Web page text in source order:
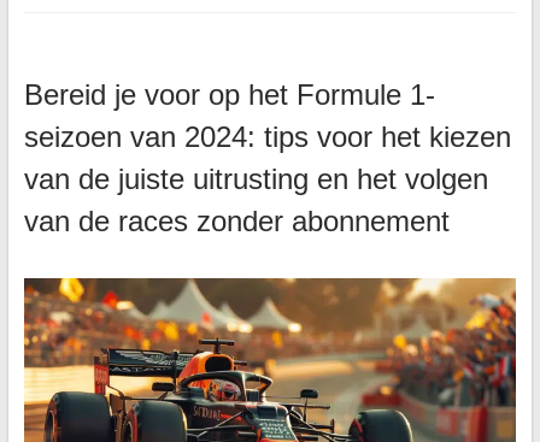
Bereid je voor op het Formule 1-
seizoen van 2024: tips voor het kiezen
van de juiste uitrusting en het volgen
van de races zonder abonnement